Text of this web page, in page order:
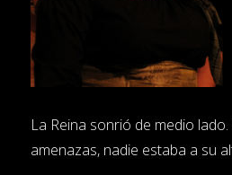
La Reina sonrió de medio
amenazas, nadie estaba a su